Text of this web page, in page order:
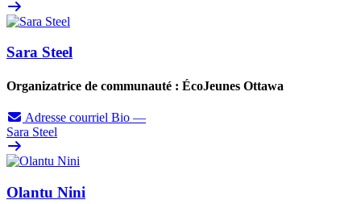
Sara Steel
Organizatrice de communauté : ÉcoJeunes Ottawa
Adresse courriel Bio —
Sara Steel
Olantu Nini